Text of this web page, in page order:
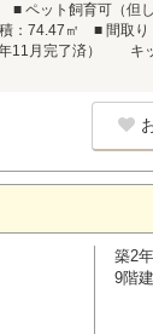
■ ペット飼育可（
㎡ ■ 間取り
11月完了済） キ
築2
9階建